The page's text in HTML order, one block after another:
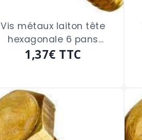
Vis métaux laiton tête
hexagonale 6 pans
filetage total de 5 x 30
1,37€ TTC